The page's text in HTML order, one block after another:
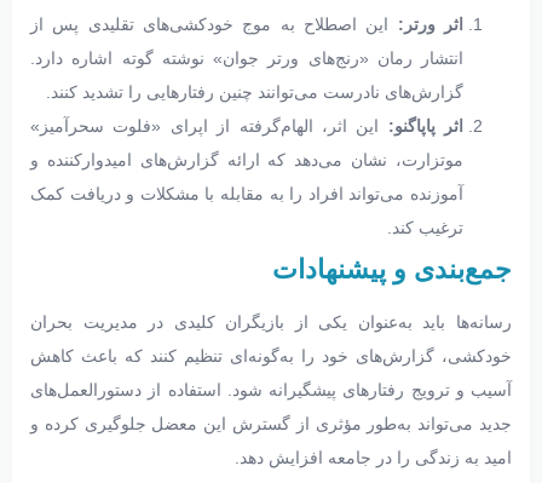
اثر ورتر: این اصطلاح به موج خودکشی‌های تقلیدی پس از
انتشار رمان «رنج‌های ورتر جوان» نوشته گوته اشاره دارد.
گزارش‌های نادرست می‌توانند چنین رفتارهایی را تشدید کنند.
اثر پاپاگنو: این اثر، الهام‌گرفته از اپرای «فلوت سحرآمیز»
موتزارت، نشان می‌دهد که ارائه گزارش‌های امیدوارکننده و
آموزنده می‌تواند افراد را به مقابله با مشکلات و دریافت کمک
ترغیب کند.
جمع‌بندی و پیشنهادات
رسانه‌ها باید به‌عنوان یکی از بازیگران کلیدی در مدیریت بحران
خودکشی، گزارش‌های خود را به‌گونه‌ای تنظیم کنند که باعث کاهش
آسیب و ترویج رفتارهای پیشگیرانه شود. استفاده از دستورالعمل‌های
جدید می‌تواند به‌طور مؤثری از گسترش این معضل جلوگیری کرده و
امید به زندگی را در جامعه افزایش دهد.